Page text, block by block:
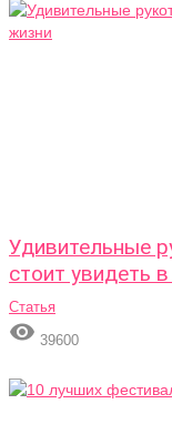
Удивительные
стоит увидеть
Статья
 39600